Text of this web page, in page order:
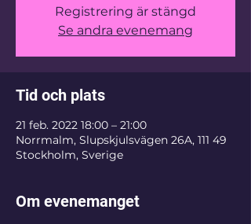
Registrering är stängd
Se andra evenemang
Tid och plats
21 feb. 2022 18:00 – 21:00
Norrmalm, Slupskjulsvägen 26A, 111 49
Stockholm, Sverige
Om evenemanget